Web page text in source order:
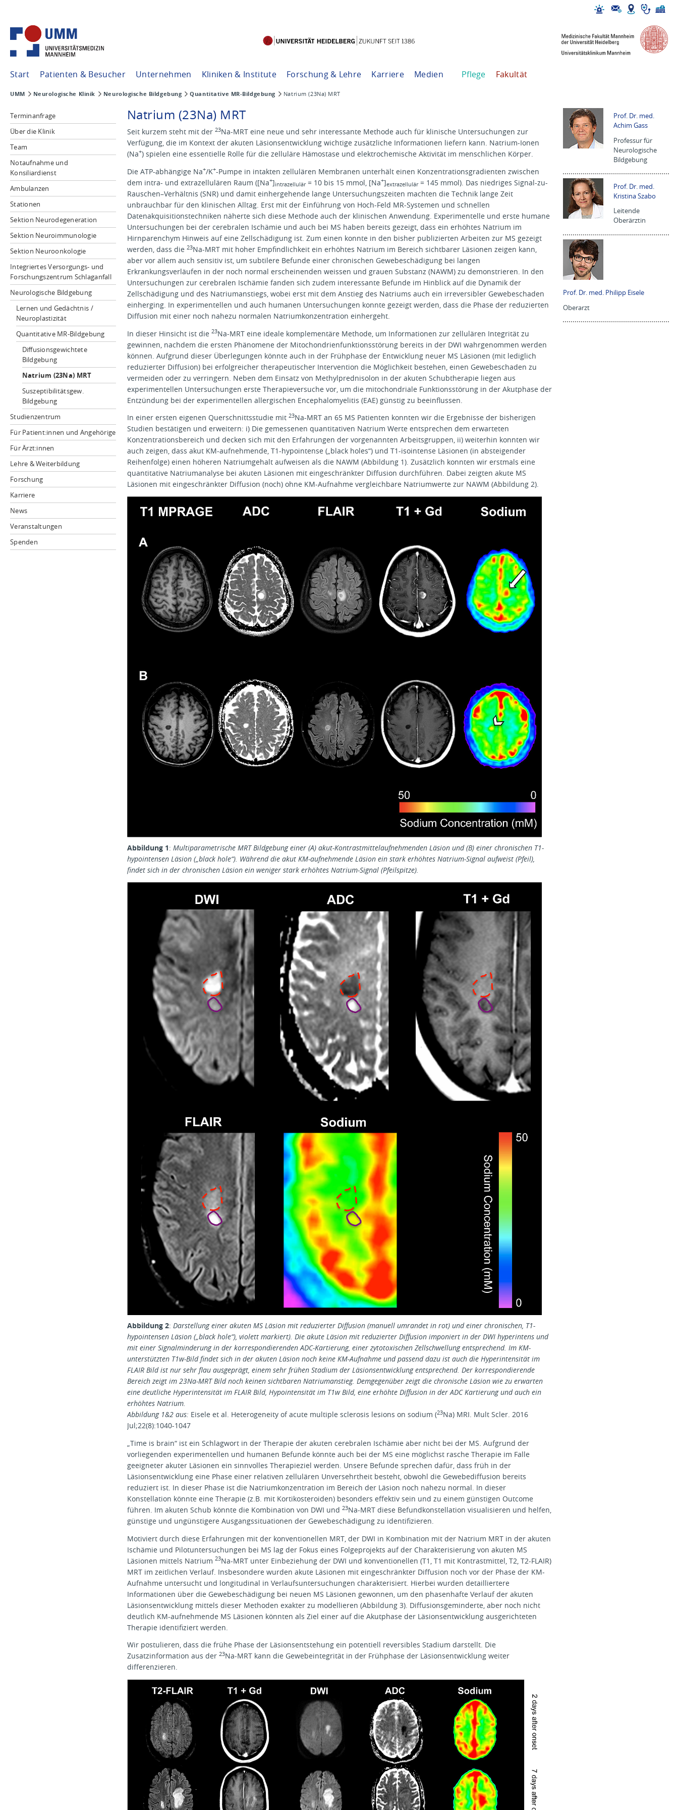
Start Patienten & Besucher Unternehmen Kliniken & Institute Forschung & Lehre Karriere Medien Pflege Fakultät
UMM Neurologische Klinik Neurologische Bildgebung Quantitative MR-Bildgebung Natrium (23Na) MRT
Terminanfrage
Über die Klinik
Team
Notaufnahme und
Konsiliardienst
Ambulanzen
Stationen
Sektion Neurodegeneration
Sektion Neuroimmunologie
Sektion Neuroonkologie
Integriertes Versorgungs- und
Forschungszentrum Schlaganfall
Neurologische Bildgebung
Lernen und Gedächtnis /
Neuroplastizität
Quantitative MR-Bildgebung
Diffusionsgewichtete
Bildgebung
Natrium (23Na) MRT
Suszeptibilitätsgew.
Bildgebung
Studienzentrum
Für Patient:innen und Angehörige
Für Ärzt:innen
Lehre & Weiterbildung
Forschung
Karriere
News
Veranstaltungen
Spenden
Natrium (23Na) MRT
Seit kurzem steht mit der 23Na-MRT eine neue und sehr interessante Methode auch für klinische Untersuchungen zur
Verfügung, die im Kontext der akuten Läsionsentwicklung wichtige zusätzliche Informationen liefern kann. Natrium-Ionen
(Na+) spielen eine essentielle Rolle für die zelluläre Hämostase und elektrochemische Aktivität im menschlichen Körper.
Die ATP-abhängige Na+/K+-Pumpe in intakten zellulären Membranen unterhält einen Konzentrationsgradienten zwischen
dem intra- und extrazellulären Raum ([Na+]intrazellulär= 10 bis 15 mmol, [Na+]extrazellulär= 145 mmol). Das niedriges Signal-zu-
Rauschen–Verhältnis (SNR) und damit einhergehende lange Untersuchungszeiten machten die Technik lange Zeit
unbrauchbar für den klinischen Alltag. Erst mit der Einführung von Hoch-Feld MR-Systemen und schnellen
Datenakquisitionstechniken näherte sich diese Methode auch der klinischen Anwendung. Experimentelle und erste humane
Untersuchungen bei der cerebralen Ischämie und auch bei MS haben bereits gezeigt, dass ein erhöhtes Natrium im
Hirnparenchym Hinweis auf eine Zellschädigung ist. Zum einen konnte in den bisher publizierten Arbeiten zur MS gezeigt
werden, dass die 23Na-MRT mit hoher Empfindlichkeit ein erhöhtes Natrium im Bereich sichtbarer Läsionen zeigen kann,
aber vor allem auch sensitiv ist, um subtilere Befunde einer chronischen Gewebeschädigung bei langen
Erkrankungsverläufen in der noch normal erscheinenden weissen und grauen Substanz (NAWM) zu demonstrieren. In den
Untersuchungen zur cerebralen Ischämie fanden sich zudem interessante Befunde im Hinblick auf die Dynamik der
Zellschädigung und des Natriumanstiegs, wobei erst mit dem Anstieg des Natriums auch ein irreversibler Gewebeschaden
einherging. In experimentellen und auch humanen Untersuchungen konnte gezeigt werden, dass die Phase der reduzierten
Diffusion mit einer noch nahezu normalen Natriumkonzentration einhergeht.
In dieser Hinsicht ist die 23Na-MRT eine ideale komplementäre Methode, um Informationen zur zellulären Integrität zu
gewinnen, nachdem die ersten Phänomene der Mitochondrienfunktionsstörung bereits in der DWI wahrgenommen werden
können. Aufgrund dieser Überlegungen könnte auch in der Frühphase der Entwicklung neuer MS Läsionen (mit lediglich
reduzierter Diffusion) bei erfolgreicher therapeutischer Intervention die Möglichkeit bestehen, einen Gewebeschaden zu
vermeiden oder zu verringern. Neben dem Einsatz von Methylprednisolon in der akuten Schubtherapie liegen aus
experimentellen Untersuchungen erste Therapieversuche vor, um die mitochondriale Funktionsstörung in der Akutphase der
Entzündung bei der experimentellen allergischen Encephalomyelitis (EAE) günstig zu beeinflussen.
In einer ersten eigenen Querschnittsstudie mit 23Na-MRT an 65 MS Patienten konnten wir die Ergebnisse der bisherigen
Studien bestätigen und erweitern: i) Die gemessenen quantitativen Natrium Werte entsprechen dem erwarteten
Konzentrationsbereich und decken sich mit den Erfahrungen der vorgenannten Arbeitsgruppen, ii) weiterhin konnten wir
auch zeigen, dass akut KM-aufnehmende, T1-hypointense („black holes“) und T1-isointense Läsionen (in absteigender
Reihenfolge) einen höheren Natriumgehalt aufweisen als die NAWM (Abbildung 1). Zusätzlich konnten wir erstmals eine
quantitative Natriumanalyse bei akuten Läsionen mit eingeschränkter Diffusion durchführen. Dabei zeigten akute MS
Läsionen mit eingeschränkter Diffusion (noch) ohne KM-Aufnahme vergleichbare Natriumwerte zur NAWM (Abbildung 2).
Abbildung 1: Multiparametrische MRT Bildgebung einer (A) akut-Kontrastmittelaufnehmenden Läsion und (B) einer chronischen T1-
hypointensen Läsion („black hole“). Während die akut KM-aufnehmende Läsion ein stark erhöhtes Natrium-Signal aufweist (Pfeil),
findet sich in der chronischen Läsion ein weniger stark erhöhtes Natrium-Signal (Pfeilspitze).
Abbildung 2: Darstellung einer akuten MS Läsion mit reduzierter Diffusion (manuell umrandet in rot) und einer chronischen, T1-
hypointensen Läsion („black hole“), violett markiert). Die akute Läsion mit reduzierter Diffusion imponiert in der DWI hyperintens und
mit einer Signalminderung in der korrespondierenden ADC-Kartierung, einer zytotoxischen Zellschwellung entsprechend. Im KM-
unterstützten T1w-Bild findet sich in der akuten Läsion noch keine KM-Aufnahme und passend dazu ist auch die Hyperintensität im
FLAIR Bild ist nur sehr flau ausgeprägt, einem sehr frühen Stadium der Läsionsentwicklung entsprechend. Der korrespondierende
Bereich zeigt im 23Na-MRT Bild noch keinen sichtbaren Natriumanstieg. Demgegenüber zeigt die chronische Läsion wie zu erwarten
eine deutliche Hyperintensität im FLAIR Bild, Hypointensität im T1w Bild, eine erhöhte Diffusion in der ADC Kartierung und auch ein
erhöhtes Natrium.
Abbildung 1&2 aus: Eisele et al. Heterogeneity of acute multiple sclerosis lesions on sodium (23Na) MRI. Mult Scler. 2016
Jul;22(8):1040-1047
„Time is brain“ ist ein Schlagwort in der Therapie der akuten cerebralen Ischämie aber nicht bei der MS. Aufgrund der
vorliegenden experimentellen und humanen Befunde könnte auch bei der MS eine möglichst rasche Therapie im Falle
geeigneter akuter Läsionen ein sinnvolles Therapieziel werden. Unsere Befunde sprechen dafür, dass früh in der
Läsionsentwicklung eine Phase einer relativen zellulären Unversehrtheit besteht, obwohl die Gewebediffusion bereits
reduziert ist. In dieser Phase ist die Natriumkonzentration im Bereich der Läsion noch nahezu normal. In dieser
Konstellation könnte eine Therapie (z.B. mit Kortikosteroiden) besonders effektiv sein und zu einem günstigen Outcome
führen. Im akuten Schub könnte die Kombination von DWI und 23Na-MRT diese Befundkonstellation visualisieren und helfen,
günstige und ungünstigere Ausgangssituationen der Gewebeschädigung zu identifizieren.
Motiviert durch diese Erfahrungen mit der konventionellen MRT, der DWI in Kombination mit der Natrium MRT in der akuten
Ischämie und Pilotuntersuchungen bei MS lag der Fokus eines Folgeprojekts auf der Charakterisierung von akuten MS
Läsionen mittels Natrium 23Na-MRT unter Einbeziehung der DWI und konventionellen (T1, T1 mit Kontrastmittel, T2, T2-FLAIR)
MRT im zeitlichen Verlauf. Insbesondere wurden akute Läsionen mit eingeschränkter Diffusion noch vor der Phase der KM-
Aufnahme untersucht und longitudinal in Verlaufsuntersuchungen charakterisiert. Hierbei wurden detailliertere
Informationen über die Gewebeschädigung bei neuen MS Läsionen gewonnen, um den phasenhafte Verlauf der akuten
Läsionsentwicklung mittels dieser Methoden exakter zu modellieren (Abbildung 3). Diffusionsgeminderte, aber noch nicht
deutlich KM-aufnehmende MS Läsionen könnten als Ziel einer auf die Akutphase der Läsionsentwicklung ausgerichteten
Therapie identifiziert werden.
Wir postulieren, dass die frühe Phase der Läsionsentstehung ein potentiell reversibles Stadium darstellt. Die
Zusatzinformation aus der 23Na-MRT kann die Gewebeintegrität in der Frühphase der Läsionsentwicklung weiter
differenzieren.
Prof. Dr. med.
Achim Gass
Professur für
Neurologische
Bildgebung
Prof. Dr. med.
Kristina Szabo
Leitende
Oberärztin
Prof. Dr. med. Philipp Eisele
Oberarzt